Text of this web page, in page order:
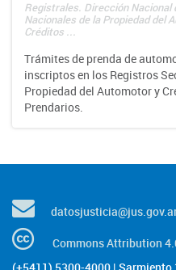
Registrales. Dirección Nacional
Nacionales de la Propiedad del
Créditos ...
Trámites de prenda de
inscriptos en los Registros
Propiedad del Automotor y
Prendarios.
Commons Attribution